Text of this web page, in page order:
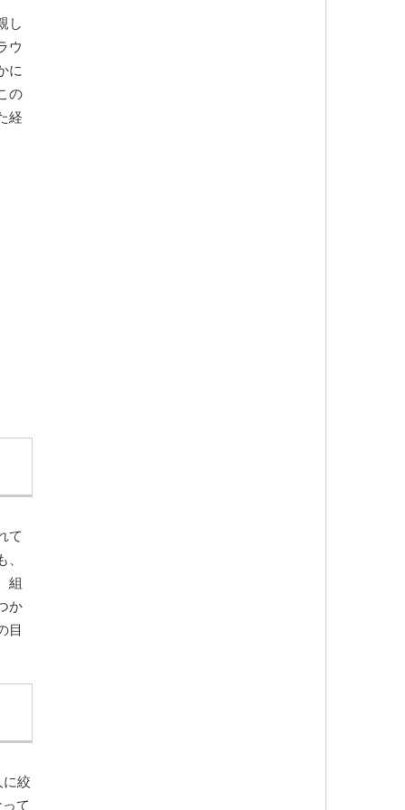
し
ウ
に
の
経
て
組
か
目
絞
て